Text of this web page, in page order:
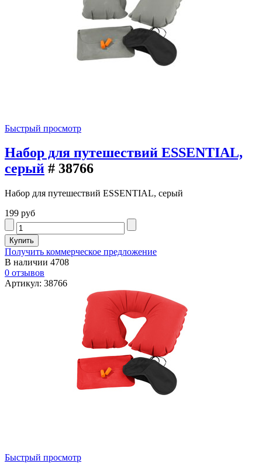
Быстрый просмотр
Набор для путешествий ESSENTIAL,
серый # 38766
Набор для путешествий ESSENTIAL, серый
199 руб
Получить коммерческое предложение
В наличии 4708
0 отзывов
Артикул: 38766
Быстрый просмотр